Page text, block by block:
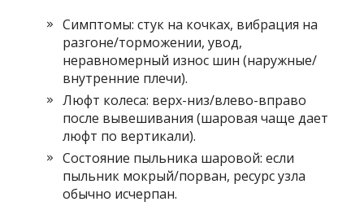
Симптомы: стук на кочках, вибрация на
разгоне/торможении, увод,
неравномерный износ шин (наружные/
внутренние плечи).
Люфт колеса: верх-низ/влево-вправо
после вывешивания (шаровая чаще дает
люфт по вертикали).
Состояние пыльника шаровой: если
пыльник мокрый/порван, ресурс узла
обычно исчерпан.